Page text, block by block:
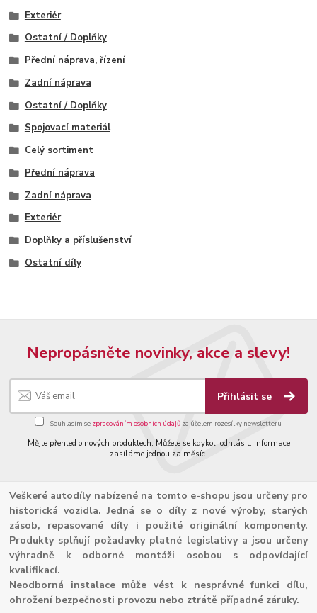
Exteriér
Ostatní / Doplňky
Přední náprava, řízení
Zadní náprava
Ostatní / Doplňky
Spojovací materiál
Celý sortiment
Přední náprava
Zadní náprava
Exteriér
Doplňky a příslušenství
Ostatní díly
Nepropásněte novinky, akce a slevy!
Přihlásit se
Souhlasím se zpracováním osobních údajůza účelem rozesílky newsletteru.
Mějte přehled o nových produktech. Můžete se kdykoli odhlásit. Informace
zasíláme jednou za měsíc.
Veškeré autodíly nabízené na tomto e-shopu jsou určeny pro
historická vozidla. Jedná se o díly z nové výroby, starých
zásob, repasované díly i použité originální komponenty.
Produkty splňují požadavky platné legislativy a jsou určeny
výhradně k odborné montáži osobou s odpovídající
kvalifikací.
Neodborná instalace může vést k nesprávné funkci dílu,
ohrožení bezpečnosti provozu nebo ztrátě případné záruky.